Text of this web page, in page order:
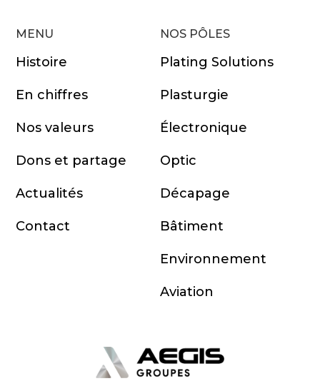
MENU
Histoire
En chiffres
Nos valeurs
Dons et partage
Actualités
Contact
NOS PÔLES
Plating Solutions
Plasturgie
Électronique
Optic
Décapage
Bâtiment
Environnement
Aviation